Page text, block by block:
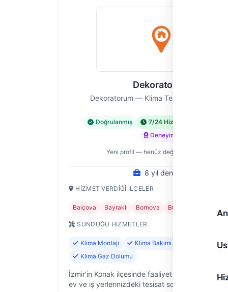
Dekoratorum
Dekoratorum — Klima Tesisatı Ustası, İzmir
Doğrulanmış 7/24 Hizmet
Deneyimli
Yeni profil — henüz değerlendirme yok
8 yıl deneyim
HIZMET VERDIĞI İLÇELER
Balçova Bayraklı Bornova Buca
SUNDUĞU HIZMETLER
Klima Montajı
Klima Bakımı ve Temizliği
Klima Gaz Dolumu
İzmir'in Konak ilçesinde faaliyet gösteren
ev ve iş yerlerinizdeki tesisat sorunlarına pratik